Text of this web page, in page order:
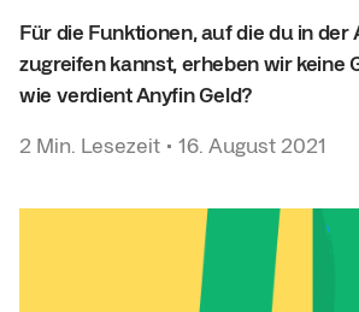
Für die Funktionen, auf die du in der
zugreifen kannst, erheben wir keine
wie verdient Anyfin Geld?
2 Min. Lesezeit • 16. August 2021